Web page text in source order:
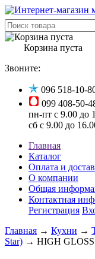
Корзина пуста
Звоните:
096 518-10-
099 408-50-
пн-пт с 9.00 до
сб с 9.00 до
Главная
Каталог
Оплата и
О компании
Общая
Контактная
Регистрация
Главная → Кухни →
Star) → HIGH